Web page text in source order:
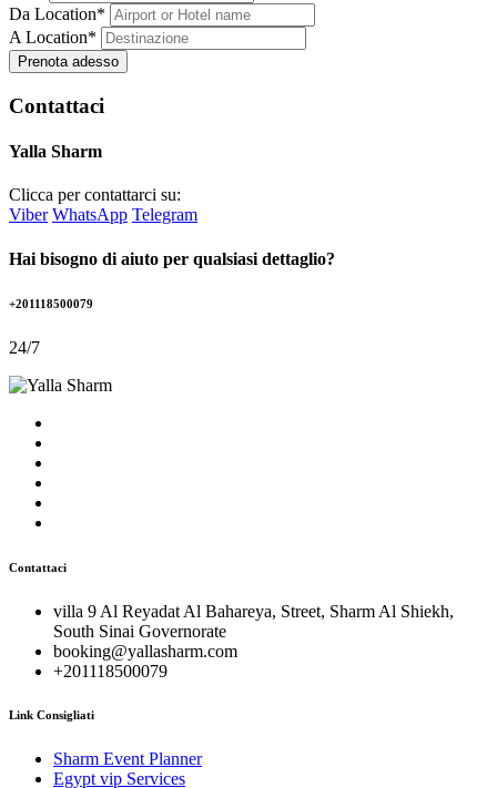
Da Location*
A Location*
Prenota adesso
Contattaci
Yalla Sharm
Clicca per contattarci su:
Viber WhatsApp Telegram
Hai bisogno di aiuto per qualsiasi dettaglio?
+201118500079
24/7
Contattaci
villa 9 Al Reyadat Al Bahareya, Street, Sharm Al Shiekh,
South Sinai Governorate
booking@yallasharm.com
+201118500079
Link Consigliati
Sharm Event Planner
Egypt vip Services